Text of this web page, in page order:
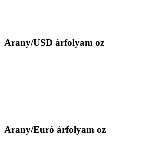
Arany/USD árfolyam oz
Arany/Euró árfolyam oz